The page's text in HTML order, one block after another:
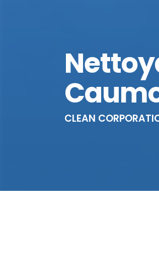
CLEAN